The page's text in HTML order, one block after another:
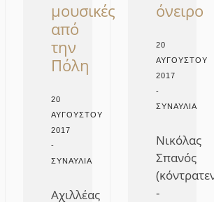
μουσικές
από
την
Πόλη
20
ΑΥΓΟΎΣΤΟΥ
2017
-
ΣΥΝΑΥΛΊΑ
Αχιλλέας
όνειρο
20
ΑΥΓΟΎΣΤΟΥ
2017
-
ΣΥΝΑΥΛΊΑ
Νικόλας
Σπανός
-